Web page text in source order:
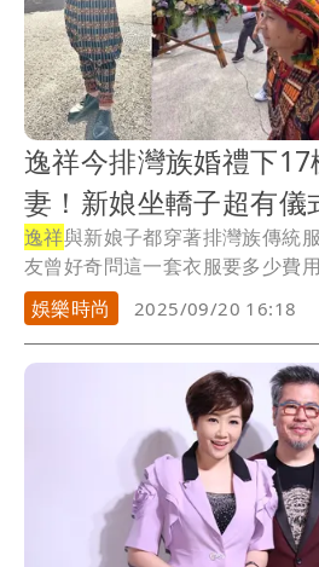
逸祥今排灣族婚禮下
妻！新娘坐轎子超有儀
逸祥與新娘子都穿著排灣族傳統
友曾好奇問這一套衣服要多少費
不...
娛樂時尚 2025/09/20 16:18